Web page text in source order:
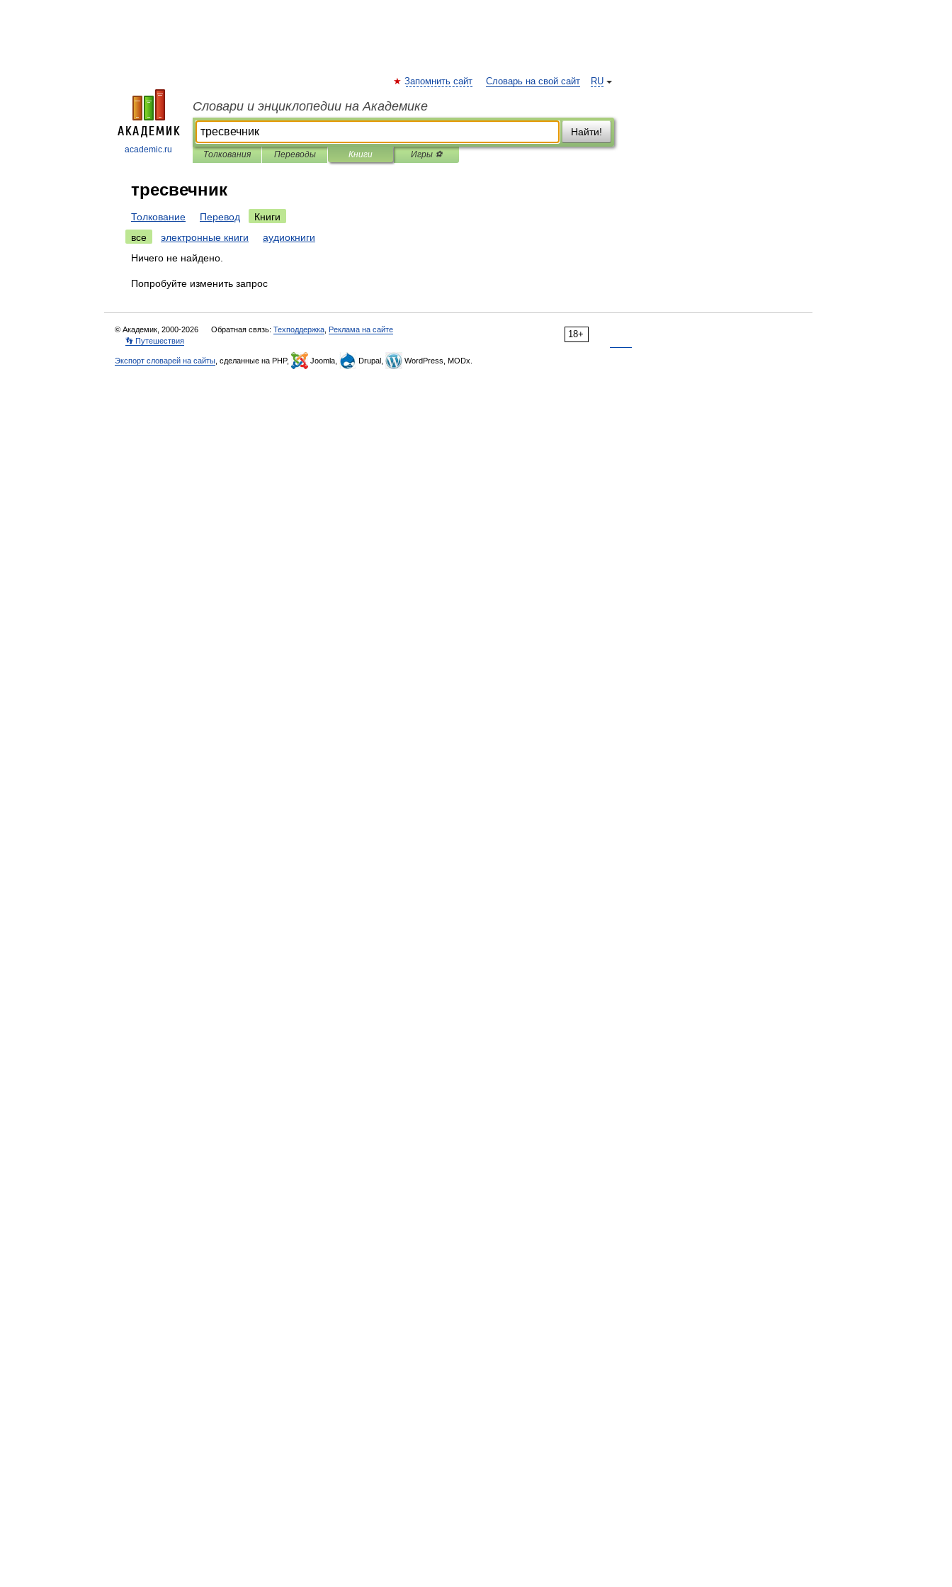
academic.ru
RU
Запомнить сайт Словарь на свой сайт
Словари и энциклопедии на Академике
Найти!
Толкования Переводы Книги Игры ⚽
тресвечник
Толкование Перевод
Книги
все
электронные книги
аудиокниги
Ничего не найдено.
Попробуйте изменить запрос
18+
© Академик, 2000-2026 Обратная связь: Техподдержка Реклама на сайте
👣 Путешествия
Экспорт словарей на сайты , сделанные на PHP, Joomla, Drupal, WordPress, MODx.